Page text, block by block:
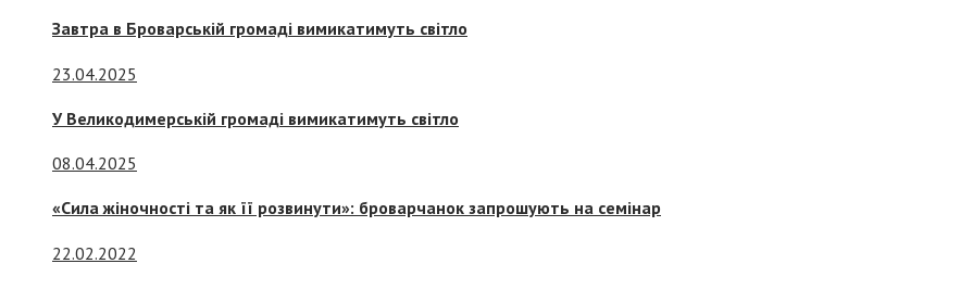
Завтра в Броварській громаді вимикатимуть світло
23.04.2025
У Великодимерській громаді вимикатимуть світло
08.04.2025
«Сила жіночності та як її розвинути»: броварчанок запрошують на семінар
22.02.2022